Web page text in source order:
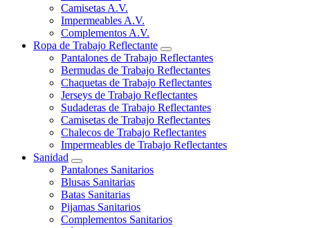
Camisetas A.V.
Impermeables A.V.
Complementos A.V.
Ropa de Trabajo Reflectante
Pantalones de Trabajo Reflectantes
Bermudas de Trabajo Reflectantes
Chaquetas de Trabajo Reflectantes
Jerseys de Trabajo Reflectantes
Sudaderas de Trabajo Reflectantes
Camisetas de Trabajo Reflectantes
Chalecos de Trabajo Reflectantes
Impermeables de Trabajo Reflectantes
Sanidad
Pantalones Sanitarios
Blusas Sanitarias
Batas Sanitarias
Pijamas Sanitarios
Complementos Sanitarios